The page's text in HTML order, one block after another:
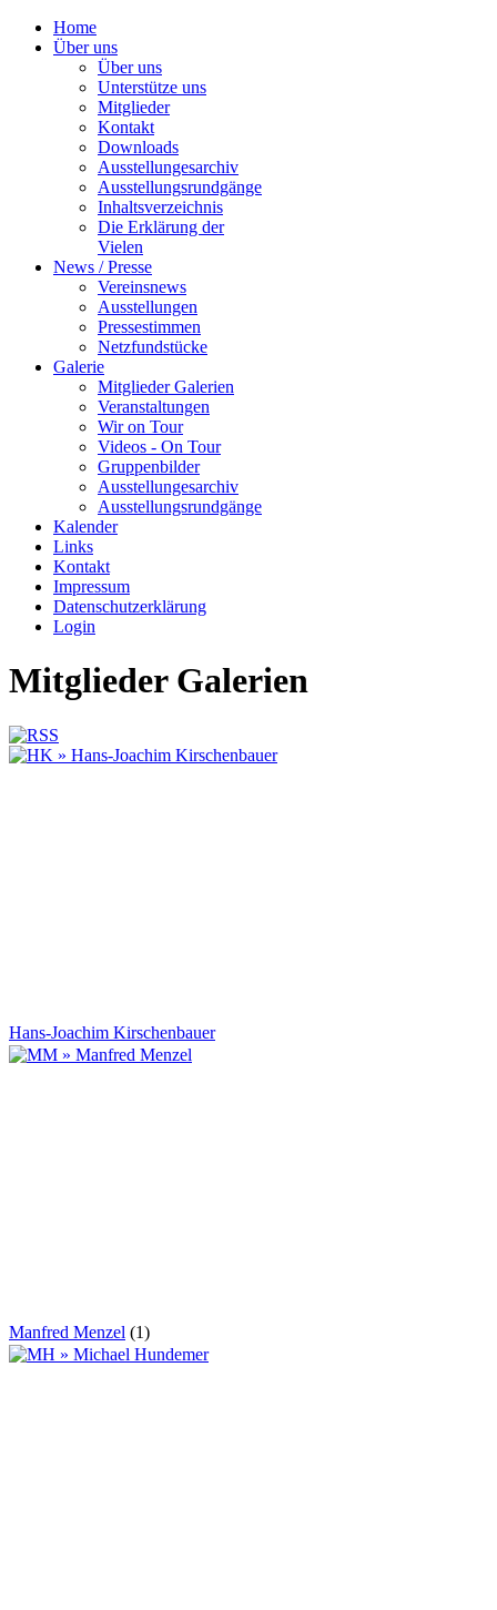
Home
Über uns
Über uns
Unterstütze uns
Mitglieder
Kontakt
Downloads
Ausstellungesarchiv
Ausstellungsrundgänge
Inhaltsverzeichnis
Die Erklärung der
Vielen
News / Presse
Vereinsnews
Ausstellungen
Pressestimmen
Netzfundstücke
Galerie
Mitglieder Galerien
Veranstaltungen
Wir on Tour
Videos - On Tour
Gruppenbilder
Ausstellungesarchiv
Ausstellungsrundgänge
Kalender
Links
Kontakt
Impressum
Datenschutzerklärung
Login
Mitglieder Galerien
Hans-Joachim Kirschenbauer
Manfred Menzel (1)